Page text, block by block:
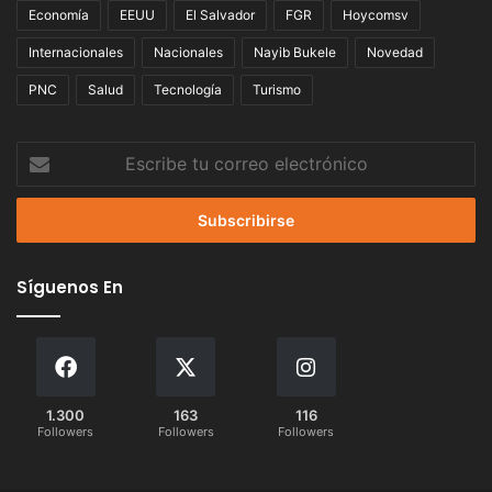
Economía EEUU El Salvador FGR Hoycomsv
Internacionales Nacionales Nayib Bukele Novedad
PNC Salud Tecnología Turismo
tu
correo
Síguenos En
1.300
Followers
163
Followers
116
Followers